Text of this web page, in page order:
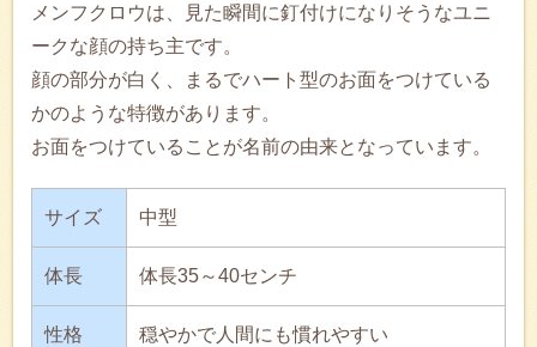
メンフクロウは、見た瞬間に釘付けになりそうなユニ
ークな顔の持ち主です。
顔の部分が白く、まるでハート型のお面をつけている
かのような特徴があります。
お面をつけていることが名前の由来となっています。
サイズ 中型
体長 体長35～40センチ
性格 穏やかで人間にも慣れやすい